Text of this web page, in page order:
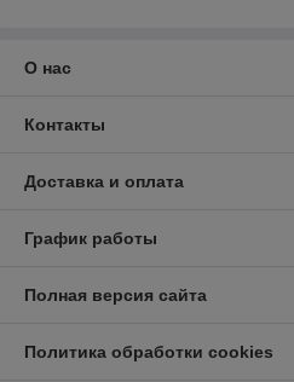
О нас
Контакты
Доставка и оплата
График работы
Полная версия сайта
Политика обработки cookies